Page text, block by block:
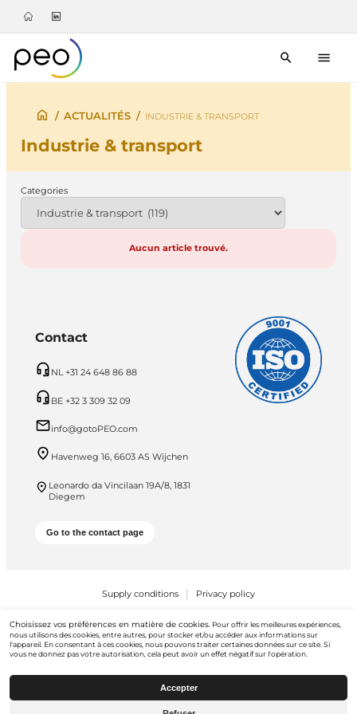
/ ACTUALITÉS / INDUSTRIE & TRANSPORT
Industrie & transport
Categories
Aucun article trouvé.
Contact
NL +31 24 648 86 88
BE +32 3 309 32 09
info@gotoPEO.com
Havenweg 16, 6603 AS Wijchen
Leonardo da Vincilaan 19A/8, 1831
Diegem
Go to the contact page
Supply conditions Privacy policy
Choisissez vos préférences en matière de cookies. Pour offrir les meilleures expériences,
nous utilisons des cookies, entre autres, pour stocker et/ou accéder aux informations sur
l'appareil. En consentant à ces cookies, nous pouvons traiter certaines données sur ce site. Si
vous ne donnez pas votre autorisation, cela peut avoir un effet négatif sur l'opération.
Accepter